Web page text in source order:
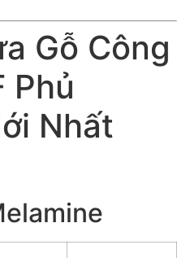
Gỗ Công
Phủ
Nhất